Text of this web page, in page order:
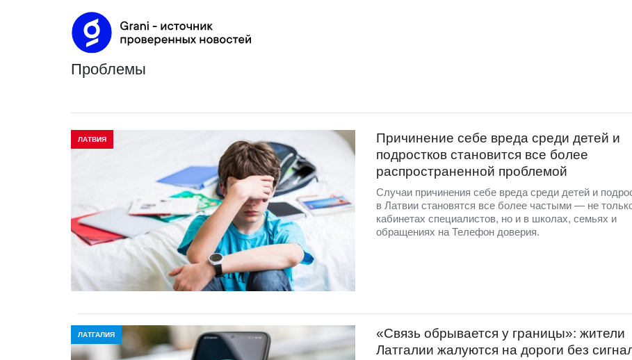
проблемы
ЛАТВИЯ
Причинение себе вреда среди детей и
подростков становится все более
распространенной проблемой
Случаи причинения себе вреда среди детей и
в Латвии становятся все более частыми — не
кабинетах специалистов, но и в школах, семьях и
обращениях на Телефон доверия.
ЛАТГАЛИЯ
«Связь обрывается у границы»: жители
Латгалии жалуются на дороги без